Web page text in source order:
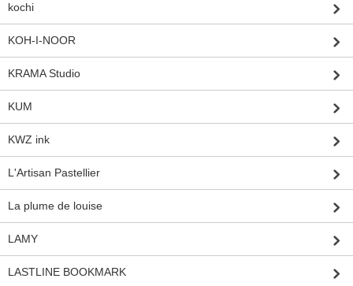
kochi
KOH-I-NOOR
KRAMA Studio
KUM
KWZ ink
L'Artisan Pastellier
La plume de louise
LAMY
LASTLINE BOOKMARK